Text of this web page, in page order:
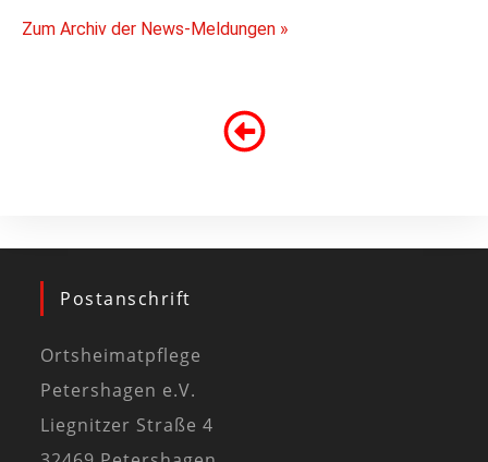
Zum Archiv der News-Meldungen »
Postanschrift
Ortsheimatpflege
Petershagen e.V.
Liegnitzer Straße 4